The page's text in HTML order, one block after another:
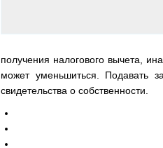
получения налогового вычета,
может уменьшиться. Подавать
свидетельства о собственности.